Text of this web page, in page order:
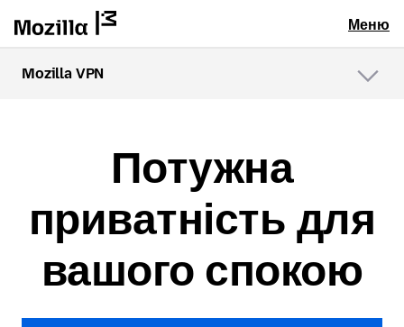
Меню
Mozilla VPN
Потужна
приватність для
вашого спокою